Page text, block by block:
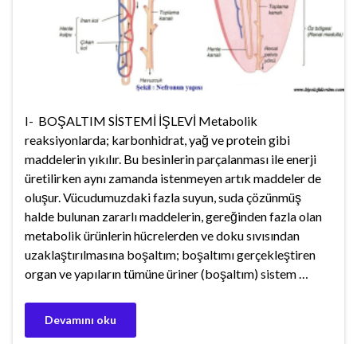
I- BOŞALTIM SİSTEMİ İŞLEVİ Metabolik
reaksiyonlarda; karbonhidrat, yağ ve protein gibi
maddelerin yıkılır. Bu besinlerin parçalanması ile enerji
üretilirken aynı zamanda istenmeyen artık maddeler de
oluşur. Vücudumuzdaki fazla suyun, suda çözünmüş
halde bulunan zararlı maddelerin, gereğinden fazla olan
metabolik ürünlerin hücrelerden ve doku sıvısından
uzaklaştırılmasına boşaltım; boşaltımı gerçekleştiren
organ ve yapıların tümüne üriner (boşaltım) sistem …
Devamını oku